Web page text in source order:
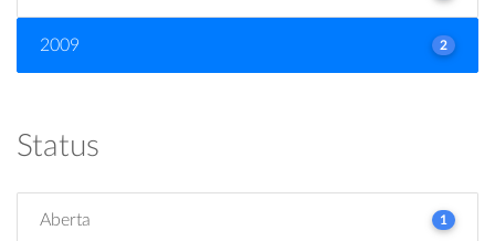
2009 2
Status
Aberta 1